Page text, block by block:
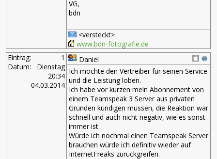
VG,
bdn
<versteckt>
www.bdn-fotografie.de
Eintrag:
1
Datum:
Dienstag
20:34
04.03.2014
Daniel
Ich möchte den Vertreiber für seinen Service
und die Leistung loben.
Ich habe vor kurzen mein Abonnement von
einem Teamspeak 3 Server aus privaten
Gründen kündigen müssen, die Reaktion war
schnell und auch nicht negativ, wie es sonst
immer ist.
Würde ich nochmal einen Teamspeak Server
brauchen würde ich definitiv wieder auf
InternetFreaks zurückgreifen.